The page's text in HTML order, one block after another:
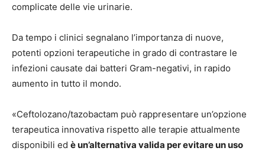
complicate delle vie urinarie.
Da tempo i clinici segnalano l’importanza di nuove,
potenti opzioni terapeutiche in grado di contrastare le
infezioni causate dai batteri Gram-negativi, in rapido
aumento in tutto il mondo.
«Ceftolozano/tazobactam può rappresentare un’opzione
terapeutica innovativa rispetto alle terapie attualmente
disponibili ed è un’alternativa valida per evitare un uso